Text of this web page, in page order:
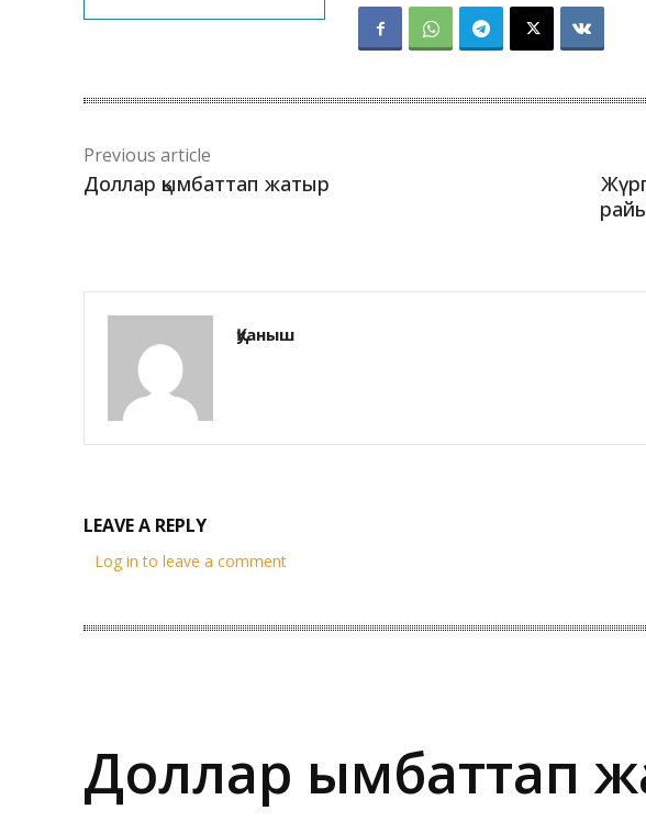
Previous article
Доллар қымбаттап жатыр
Қуаныш
LEAVE A REPLY
Log in to leave a comment